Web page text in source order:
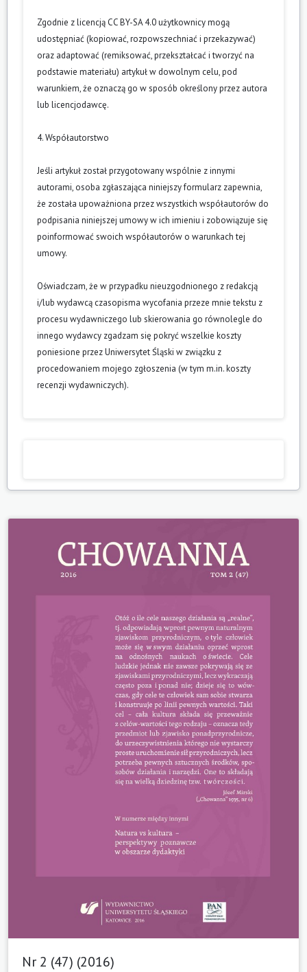
Zgodnie z licencją CC BY-SA 4.0 użytkownicy mogą
udostępniać (kopiować, rozpowszechniać i przekazywać)
oraz adaptować (remiksować, przekształcać i tworzyć na
podstawie materiału) artykuł w dowolnym celu, pod
warunkiem, że oznaczą go w sposób określony przez autora
lub licencjodawcę.
4. Współautorstwo
Jeśli artykuł został przygotowany wspólnie z innymi
autorami, osoba zgłaszająca niniejszy formularz zapewnia,
że została upoważniona przez wszystkich współautorów do
podpisania niniejszej umowy w ich imieniu i zobowiązuje się
poinformować swoich współautorów o warunkach tej
umowy.
Oświadczam, że w przypadku nieuzgodnionego z redakcją
i/lub wydawcą czasopisma wycofania przeze mnie tekstu z
procesu wydawniczego lub skierowania go równolegle do
innego wydawcy zgadzam się pokryć wszelkie koszty
poniesione przez Uniwersytet Śląski w związku z
procedowaniem mojego zgłoszenia (w tym m.in. koszty
recenzji wydawniczych).
Nr 2 (47) (2016)